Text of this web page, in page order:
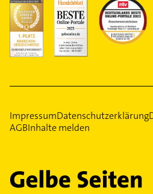
ImpressumDatenschutzerklärung
AGBInhalte melden